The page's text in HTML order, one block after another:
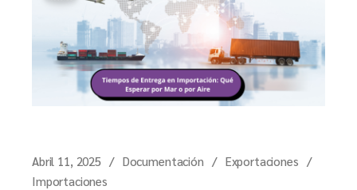
Abril 11, 2025 Documentación
Exportaciones
Importaciones